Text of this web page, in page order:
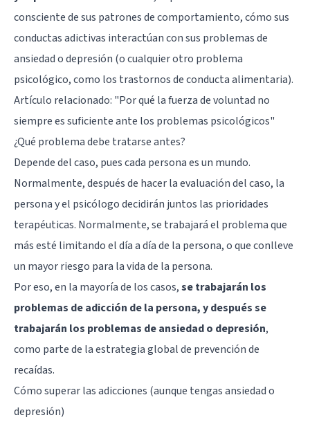
consciente de sus patrones de comportamiento, cómo sus
conductas adictivas interactúan con sus problemas de
ansiedad o depresión (o cualquier otro problema
psicológico, como los trastornos de conducta alimentaria).
Artículo relacionado: "Por qué la fuerza de voluntad no
siempre es suficiente ante los problemas psicológicos"
¿Qué problema debe tratarse antes?
Depende del caso, pues cada persona es un mundo.
Normalmente, después de hacer la evaluación del caso, la
persona y el psicólogo decidirán juntos las prioridades
terapéuticas. Normalmente, se trabajará el problema que
más esté limitando el día a día de la persona, o que conlleve
un mayor riesgo para la vida de la persona.
Por eso, en la mayoría de los casos,se trabajarán los
problemas de adicción de la persona, y después se
trabajarán los problemas de ansiedad o depresión,
como parte de la estrategia global de prevención de
recaídas.
Cómo superar las adicciones (aunque tengas ansiedad o
depresión)